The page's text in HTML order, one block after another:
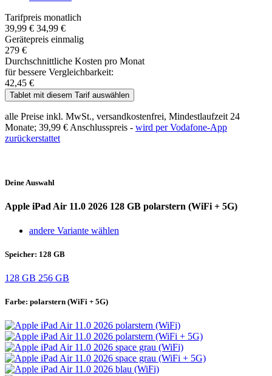
Tarifpreis monatlich
39,99 € 34,99 €
Gerätepreis einmalig
279 €
Durchschnittliche Kosten pro Monat
für bessere Vergleichbarkeit:
42,45 €
Tablet mit diesem Tarif auswählen
alle Preise inkl. MwSt., versandkostenfrei, Mindestlaufzeit 24
Monate; 39,99 € Anschlusspreis - wird per Vodafone-App
zurückerstattet
Deine Auswahl
Apple iPad Air 11.0 2026 128 GB polarstern (WiFi + 5G)
andere Variante wählen
Speicher: 128 GB
128 GB 256 GB
Farbe: polarstern (WiFi + 5G)